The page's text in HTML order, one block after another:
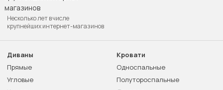
Несколько лет в числе
крупнейших интернет-магазинов
Диваны
Прямые
Угловые
Кровати
Односпальные
Полутороспальные